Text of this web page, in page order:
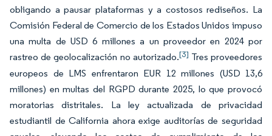
obligando a pausar plataformas y a costosos rediseños. La
Comisión Federal de Comercio de los Estados Unidos impuso
una multa de USD 6 millones a un proveedor en 2024 por
rastreo de geolocalización no autorizado.[3] Tres proveedores
europeos de LMS enfrentaron EUR 12 millones (USD 13,6
millones) en multas del RGPD durante 2025, lo que provocó
moratorias distritales. La ley actualizada de privacidad
estudiantil de California ahora exige auditorías de seguridad